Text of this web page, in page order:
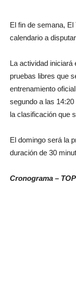
El fin de semana,
calendario a
La actividad iniciará
pruebas libres que
entrenamiento
segundo a las
la clasificación que
El domingo será la
duración de 30
Cronograma –